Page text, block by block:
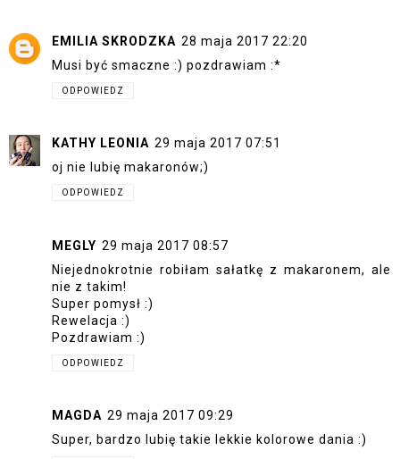
EMILIA SKRODZKA 28 maja 2017 22:20
Musi być smaczne :) pozdrawiam :*
ODPOWIEDZ
KATHY LEONIA 29 maja 2017 07:51
oj nie lubię makaronów;)
ODPOWIEDZ
MEGLY 29 maja 2017 08:57
Niejednokrotnie robiłam sałatkę z makaronem, ale
nie z takim!
Super pomysł :)
Rewelacja :)
Pozdrawiam :)
ODPOWIEDZ
MAGDA 29 maja 2017 09:29
Super, bardzo lubię takie lekkie kolorowe dania :)